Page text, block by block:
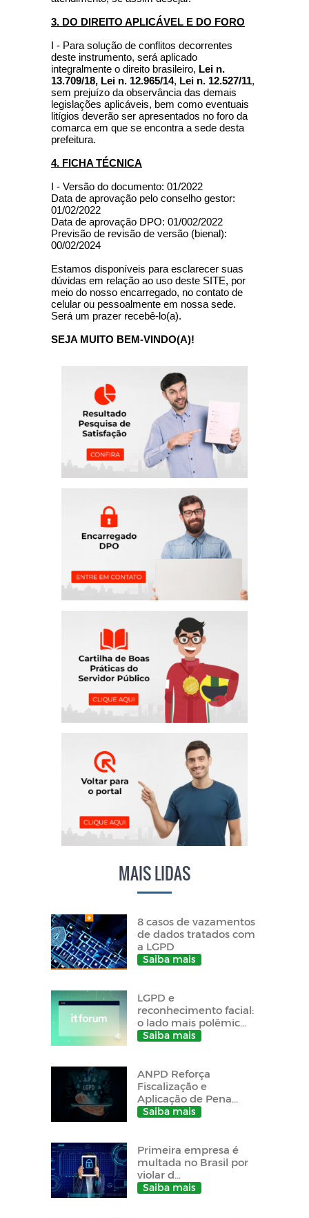
3. DO DIREITO APLICÁVEL E DO FORO
I - Para solução de conflitos decorrentes
deste instrumento, será aplicado
integralmente o direito brasileiro, Lei n.
13.709/18, Lei n. 12.965/14, Lei n. 12.527/11,
sem prejuízo da observância das demais
legislações aplicáveis, bem como eventuais
litígios deverão ser apresentados no foro da
comarca em que se encontra a sede desta
prefeitura.
4. FICHA TÉCNICA
I - Versão do documento: 01/2022
Data de aprovação pelo conselho gestor:
01/02/2022
Data de aprovação DPO: 01/002/2022
Previsão de revisão de versão (bienal):
00/02/2024
Estamos disponíveis para esclarecer suas
dúvidas em relação ao uso deste SITE, por
meio do nosso encarregado, no contato de
celular ou pessoalmente em nossa sede.
Será um prazer recebê-lo(a).
SEJA MUITO BEM-VINDO(A)!
MAIS LIDAS
8 casos de vazamentos
de dados tratados com
a LGPD
Saiba mais
LGPD e
reconhecimento facial:
o lado mais polêmic...
Saiba mais
ANPD Reforça
Fiscalização e
Aplicação de Pena...
Saiba mais
Primeira empresa é
multada no Brasil por
violar d...
Saiba mais